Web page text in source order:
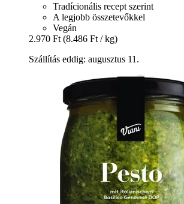
Tradícionális recept szerint
A legjobb összetevőkkel
Vegán
2.970 Ft (8.486 Ft / kg)
Szállítás eddig: augusztus 11.